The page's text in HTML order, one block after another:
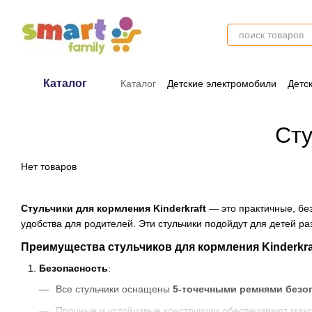
Каталог Каталог Детские электромобили
Стульчики для кормления Kinderkraft — это практичные,
удобства для родителей. Эти стульчики подойдут для детей
Преимущества стульчиков для кормления
Безопасность:
Все стульчики оснащены 5-точечными ремнями
Нет товаров